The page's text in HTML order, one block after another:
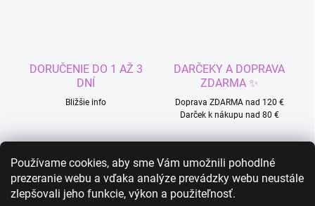
Používame cookies, aby sme Vám umožnili pohodlné
prezeranie webu a vďaka analýze prevádzky webu neustále
zlepšovali jeho funkcie, výkon a použiteľnosť.
k
y
v
ý
p
DORUČENIE DO 1 AŽ 3
DNÍ
Bližšie info
DARČEKY A DOPRAVA
ZDARMA ✨
Doprava ZDARMA nad 120 €
Darček k nákupu nad 80 €
JEDNODUCHÉ VRÁTENIE
RÝCHLA ZÁKAZNÍCKA